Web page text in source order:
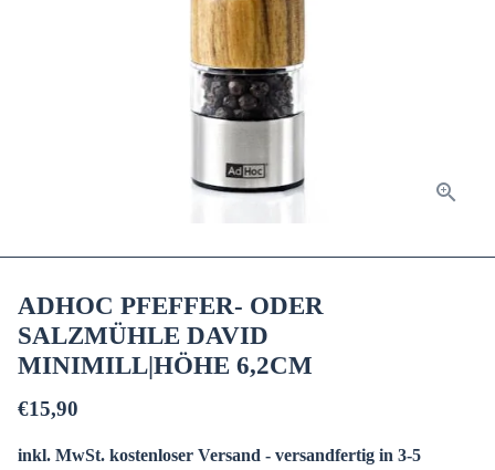
ADHOC PFEFFER- ODER
SALZMÜHLE DAVID
MINIMILL|HÖHE 6,2CM
€15,90
inkl. MwSt. kostenloser Versand - versandfertig in 3-5